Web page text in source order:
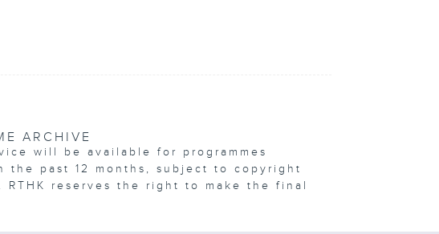
ARCHIVE
will be available for programmes
the past 12 months, subject to copyright
RTHK reserves the right to make the final